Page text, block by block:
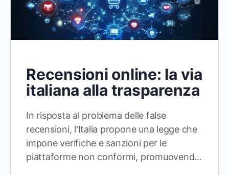
Recensioni online: la via
italiana alla trasparenza
In risposta al problema delle false
recensioni, l'Italia propone una legge che
impone verifiche e sanzioni per le
piattaforme non conformi, promuovend…